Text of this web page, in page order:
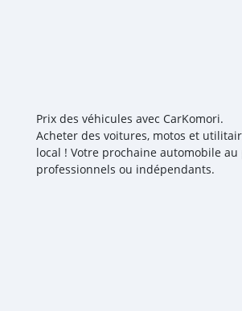
Prix des véhicules avec CarKomori.
Acheter des voitures, motos et
local ! Votre prochaine automobile
professionnels ou indépendants.